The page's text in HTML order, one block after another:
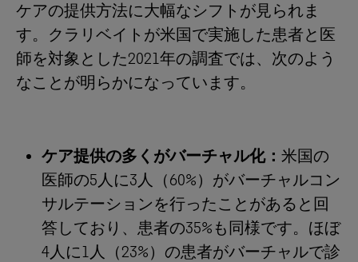
ケアの提供方法に大幅なシフトが見られま
す。クラリベイトが米国で実施した患者と医
師を対象とした2021年の調査では、次のよう
なことが明らかになっています。
ケア提供の多くがバーチャル化： 米国の
医師の5人に3人（60%）がバーチャルコン
サルテーションを行ったことがあると回
答しており、患者の35%も同様です。ほぼ
4人に1人（23%）の患者がバーチャルで診